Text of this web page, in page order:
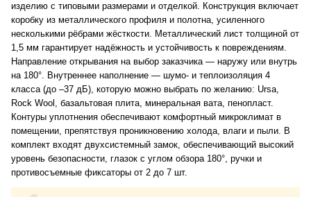
изделию с типовыми размерами и отделкой. Конструкция включает
коробку из металлического профиля и полотна, усиленного
несколькими рёбрами жёсткости. Металлический лист толщиной от
1,5 мм гарантирует надёжность и устойчивость к повреждениям.
Направление открывания на выбор заказчика — наружу или внутрь
на 180°. Внутреннее наполнение — шумо- и теплоизоляция 4
класса (до –37 дБ), которую можно выбрать по желанию: Ursa,
Rock Wool, базальтовая плита, минеральная вата, пенопласт.
Контуры уплотнения обеспечивают комфортный микроклимат в
помещении, препятствуя проникновению холода, влаги и пыли. В
комплект входят двухсистемный замок, обеспечивающий высокий
уровень безопасности, глазок с углом обзора 180°, ручки и
противосъемные фиксаторы от 2 до 7 шт.